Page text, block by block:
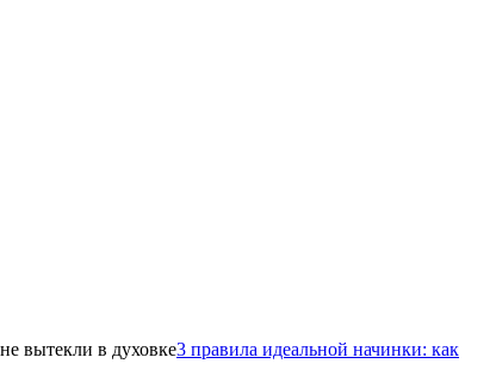
3 правила идеальной начинки: как